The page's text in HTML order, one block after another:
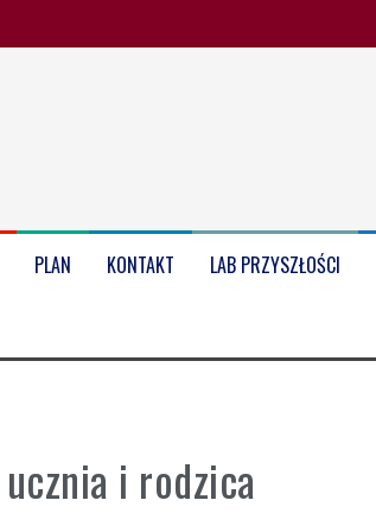
PLAN KONTAKT LAB PRZYSZŁOŚCI
i rodzica